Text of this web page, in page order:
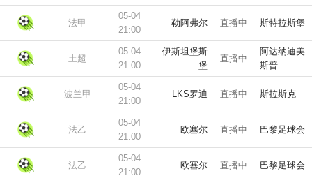
法甲
05-04
21:00
勒阿弗尔 直播中 斯特拉斯堡
土超
05-04
21:00
伊斯坦堡斯
堡
直播中
阿达纳迪美
斯普
波兰甲
05-04
21:00
LKS罗迪 直播中 斯拉斯克
法乙
05-04
21:00
欧塞尔 直播中 巴黎足球会
法乙
05-04
21:00
欧塞尔 直播中 巴黎足球会